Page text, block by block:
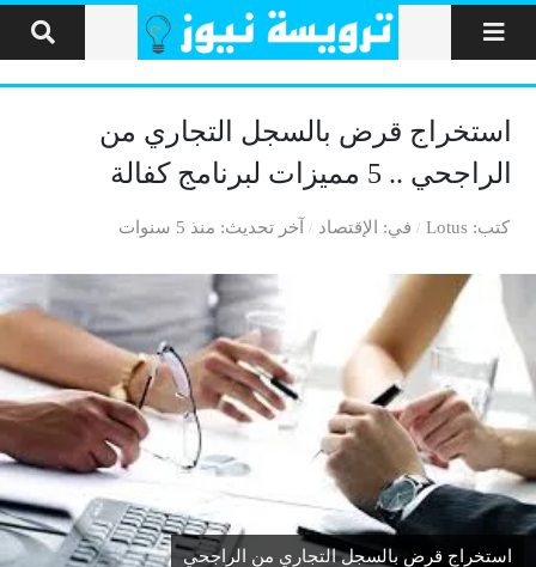
التخطي إلى المحتوى
استخراج قرض بالسجل التجاري من
الراجحي .. 5 مميزات لبرنامج كفالة
كتب Lotus في الإقتصاد آخر تحديث منذ 5 سنوات
استخراج قرض بالسجل التجاري من الراجحي